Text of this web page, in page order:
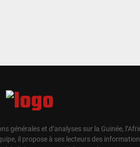
générales et d’analyses sur la Guinée,
il propose à ses lecteurs des